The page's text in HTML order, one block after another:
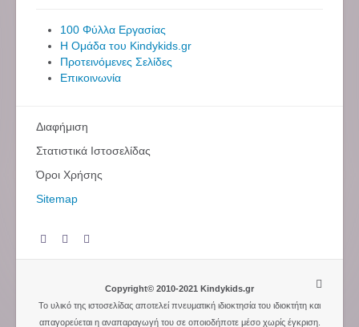
100 Φύλλα Εργασίας
Η Ομάδα του Kindykids.gr
Προτεινόμενες Σελίδες
Επικοινωνία
Διαφήμιση
Στατιστικά Ιστοσελίδας
Όροι Χρήσης
Sitemap
Copyright© 2010-2021 Kindykids.gr
Το υλικό της ιστοσελίδας αποτελεί πνευματική ιδιοκτησία του ιδιοκτήτη και
απαγορεύεται η αναπαραγωγή του σε οποιοδήποτε μέσο χωρίς έγκριση.